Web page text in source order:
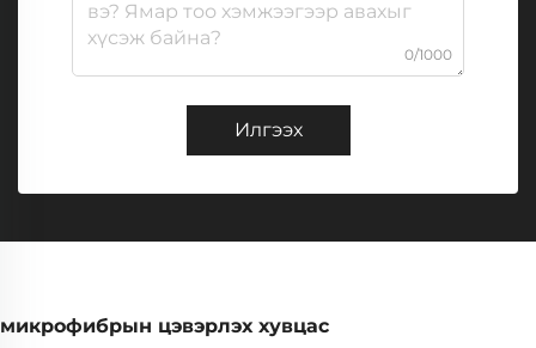
0/1000
Илгээх
микрофибрын цэвэрлэх хувцас